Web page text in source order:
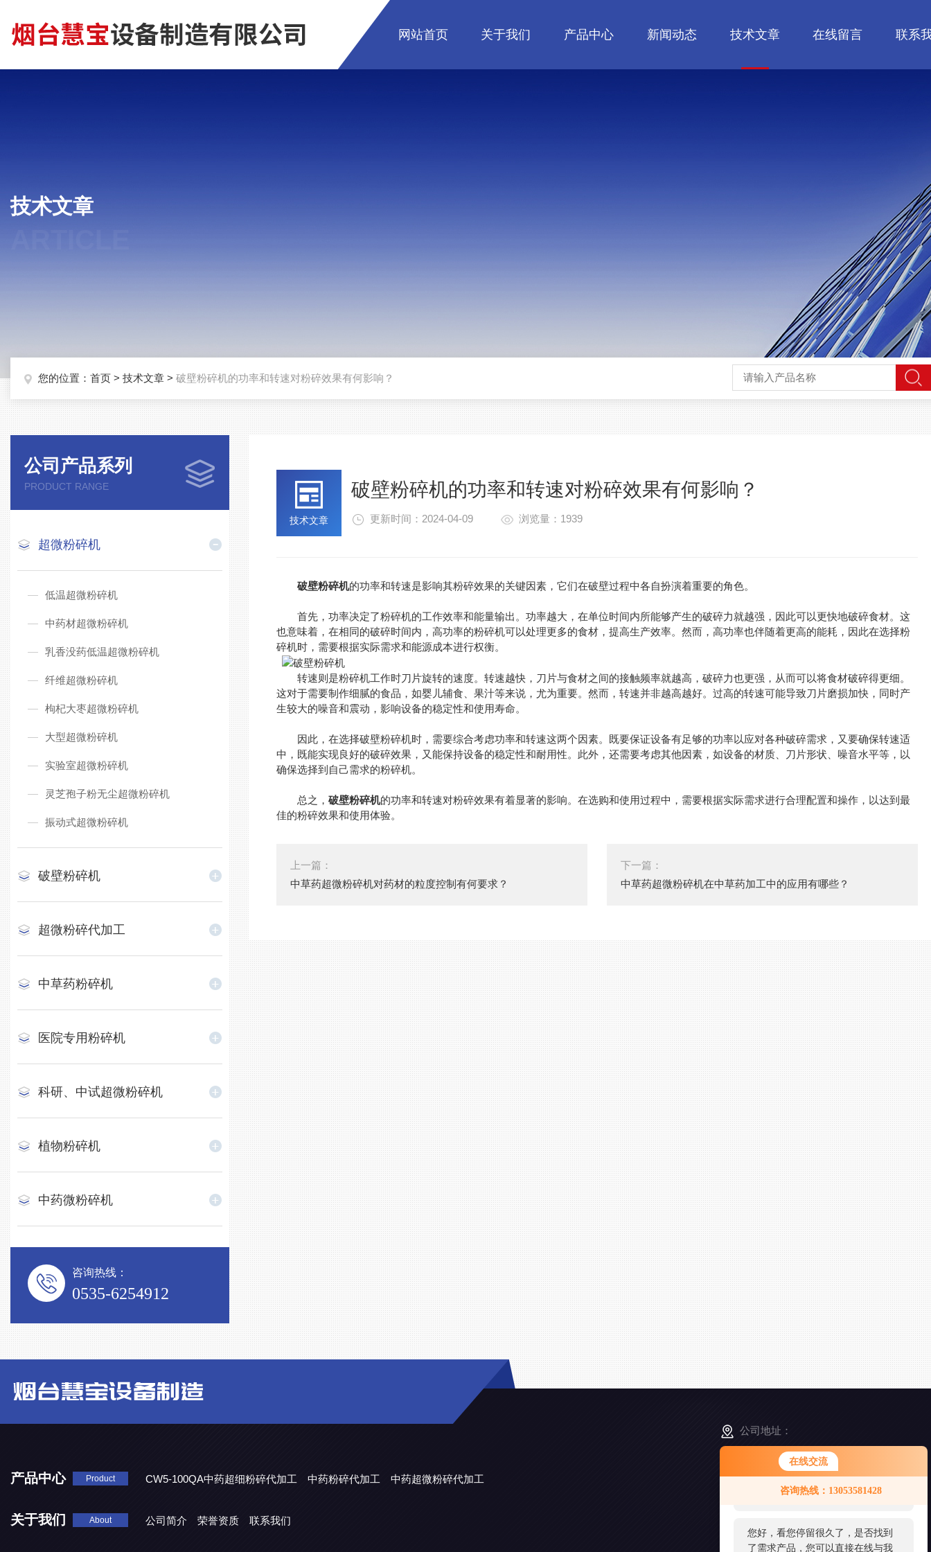
在线交流
咨询热线：13053581428
服务，请问您要咨询什么问题呢？
您好，看您停留很久了，是否找到
了需求产品，您可以直接在线与我
网站首页 关于我们 产品中心 新闻动态 技术文章 在线留言 联系
技术文章
您的位置： 首页 > 技术文章 > 破壁粉碎机的功率和转速对粉碎效果有何影响？
公司产品系列
PRODUCT RANGE
超微粉碎机
低温超微粉碎机
中药材超微粉碎机
乳香没药低温超微粉碎机
纤维超微粉碎机
枸杞大枣超微粉碎机
大型超微粉碎机
实验室超微粉碎机
灵芝孢子粉无尘超微粉碎机
振动式超微粉碎机
破壁粉碎机
超微粉碎代加工
中草药粉碎机
医院专用粉碎机
科研、中试超微粉碎机
植物粉碎机
中药微粉碎机
咨询热线：
0535-6254912
技术文章
破壁粉碎机的功率和转速对粉碎效果有何影响？
更新时间：2024-04-09 浏览量：1939
破壁粉碎机的功率和转速是影响其粉碎效果的关键因素，它们在破壁过程中各自扮演着重要的角色。
首先，功率决定了粉碎机的工作效率和能量输出。功率越大，在单位时间内所能够产生的破碎力就越强，因此可以更快地破碎食材。这
也意味着，在相同的破碎时间内，高功率的粉碎机可以处理更多的食材，提高生产效率。然而，高功率也伴随着更高的能耗，因此在选择粉
碎机时，需要根据实际需求和能源成本进行权衡。
转速则是粉碎机工作时刀片旋转的速度。转速越快，刀片与食材之间的接触频率就越高，破碎力也更强，从而可以将食材破碎得更细。
这对于需要制作细腻的食品，如婴儿辅食、果汁等来说，尤为重要。然而，转速并非越高越好。过高的转速可能导致刀片磨损加快，同时产
生较大的噪音和震动，影响设备的稳定性和使用寿命。
因此，在选择破壁粉碎机时，需要综合考虑功率和转速这两个因素。既要保证设备有足够的功率以应对各种破碎需求，又要确保转速适
中，既能实现良好的破碎效果，又能保持设备的稳定性和耐用性。此外，还需要考虑其他因素，如设备的材质、刀片形状、噪音水平等，以
确保选择到自己需求的粉碎机。
总之，破壁粉碎机的功率和转速对粉碎效果有着显著的影响。在选购和使用过程中，需要根据实际需求进行合理配置和操作，以达到最
佳的粉碎效果和使用体验。
上一篇：
中草药超微粉碎机对药材的粒度控制有何要求？
下一篇：
中草药超微粉碎机在中草药加工中的应用有哪些？
产品中心 Product CW5-100QA中药超细粉碎代加工 中药粉碎代加工
中药超微粉碎代加工
关于我们 About 公司简介 荣誉资质 联系我们
公司地址：
山东省烟台市小沙埠华埠中街18号
微
信